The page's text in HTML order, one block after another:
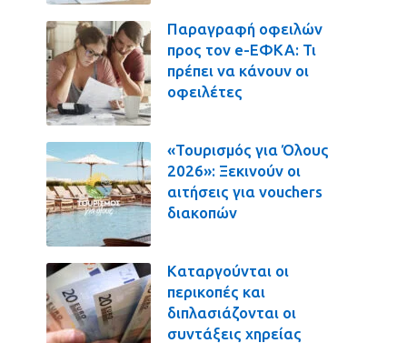
Παραγραφή οφειλών
προς τον e-ΕΦΚΑ: Τι
πρέπει να κάνουν οι
οφειλέτες
«Τουρισμός για Όλους
2026»: Ξεκινούν οι
αιτήσεις για vouchers
διακοπών
Καταργούνται οι
περικοπές και
διπλασιάζονται οι
συντάξεις χηρείας